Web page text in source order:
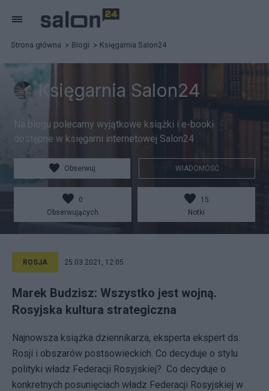
Strona główna Blogi Księgarnia Salon24
Księgarnia Salon24
Na blogu polecamy wyjątkowe książki i e-booki
dostępne w księgarni internetowej Salon24 .
Obserwuj WIADOMOŚĆ
0
Obserwujących
15
Notki
ROSJA 25.03.2021, 12:05
Marek Budzisz: Wszystko jest wojną.
Rosyjska kultura strategiczna
Najnowsza książka dziennikarza, eksperta ekspert ds.
Rosji i obszarów postsowieckich. Co decyduje o stylu
polityki władz Federacji Rosyjskiej? Co decyduje o
konkretnych posunięciach władz Federacji Rosyjskiej w